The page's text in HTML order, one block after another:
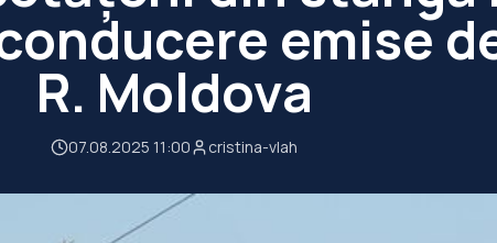
emise
R. Moldova
07.08.2025 11:00 cristina-vlah